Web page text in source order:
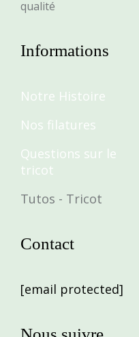
qualité
Informations
Notre Histoire
Nos filatures
Questions sur le
tricot
Tutos - Tricot
Contact
[email protected]